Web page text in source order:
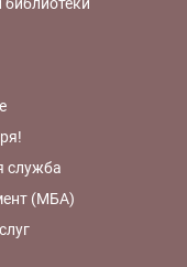
библиотеки
служба
(МБА)